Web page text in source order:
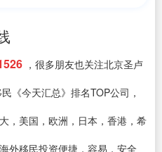
，很多朋友也关注北京圣卢
《今天汇总》排名TOP公司，
，美国，欧洲，日本，香港，希
移民投资便捷，容易，安全